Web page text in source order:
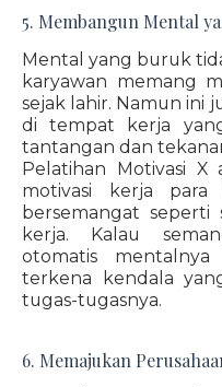
5. Membangun Mental
Mental yang buruk
karyawan memang
sejak lahir. Namun ini
di tempat kerja
tantangan dan
Pelatihan Motivasi X
motivasi kerja para
bersemangat seperti
kerja. Kalau
otomatis
terkena kendala
tugas-tugasnya.
6. Memajukan